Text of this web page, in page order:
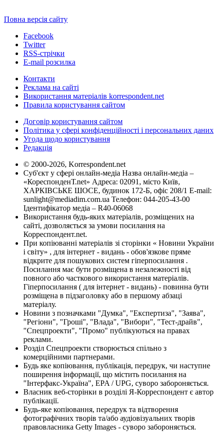
Повна версія сайту
Facebook
Twitter
RSS-стрічки
E-mail розсилка
Контакти
Реклама на сайті
Використання матеріалів korrespondent.net
Правила користування сайтом
Договір користування сайтом
Політика у сфері конфіденційності і персональних даних
Угода щодо користування
Редакція
© 2000-2026, Korrespondent.net
Суб'єкт у сфері онлайн-медіа Назва онлайн-медіа –
«КореспонденТ.net» Адреса: 02091, місто Київ,
ХАРКІВСЬКЕ ШОСЕ, будинок 172-Б, офіс 208/1 E-mail:
sunlight@mediadim.com.ua Телефон: 044-205-43-00
Ідентифікатор медіа – R40-06068
Використання будь-яких матеріалів, розміщених на
сайті, дозволяється за умови посилання на
Корреспондент.net.
При копіюванні матеріалів зі сторінки « Новини України
і світу» , для інтернет - видань - обов'язкове пряме
відкрите для пошукових систем гіперпосилання .
Посилання має бути розміщена в незалежності від
повного або часткового використання матеріалів.
Гіперпосилання ( для інтернет - видань) - повинна бути
розміщена в підзаголовку або в першому абзаці
матеріалу.
Новини з позначками "Думка", "Експертиза", "Заява",
"Регіони", "Гроші", "Влада", "Вибори", "Тест-драйв",
"Спецпроекти", "Промо" публікуються на правах
реклами.
Розділ Спецпроекти створюється спільно з
комерційними партнерами.
Будь яке копіювання, публікація, передрук, чи наступне
поширення інформації, що містить посилання на
"Інтерфакс-Україна", EPA / UPG, суворо забороняється.
Власник веб-сторінки в розділі Я-Корреспондент є автор
публікації.
Будь-яке копіювання, передрук та відтворення
фотографічних творів та/або аудіовізуальних творів
правовласника Getty Images - суворо забороняється.